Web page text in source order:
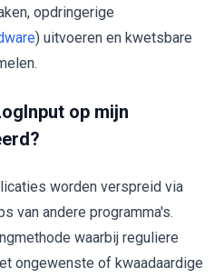
opdringerige
) uitvoeren en kwetsbare
op mijn
worden verspreid via
van andere programma's.
waarbij reguliere
ongewenste of kwaadaardige